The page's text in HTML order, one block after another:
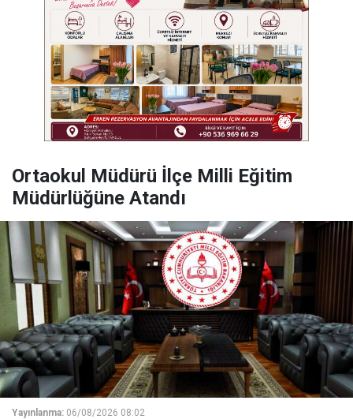
Ortaokul Müdürü İlçe Milli Eğitim
Müdürlüğüne Atandı
Yayınlanma: 06/08/2026 08:02